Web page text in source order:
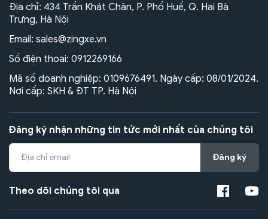
Địa chỉ: 434 Trần Khát Chân, P. Phố Huế, Q. Hai Bà
Trưng, Hà Nội
Email: sales@zingxe.vn
Số điện thoại: 0912269166
Mã số doanh nghiệp: 0109676491. Ngày cấp: 08/01/2024.
Nơi cấp: SKH & ĐT TP. Hà Nội
Đăng ký nhận những tin tức mới nhất của chúng tôi
Đăng ký
Theo dõi chúng tôi qua